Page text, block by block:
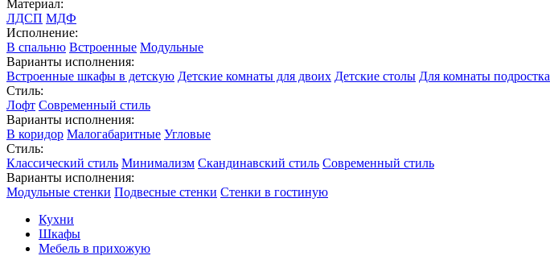
Материал:
ЛДСП МДФ
Исполнение:
В спальню Встроенные Модульные
Варианты исполнения:
Встроенные шкафы в детскую Детские комнаты для двоих Детские столы Для комнаты подростка
Стиль:
Лофт Современный стиль
Варианты исполнения:
В коридор Малогабаритные Угловые
Стиль:
Классический стиль Минимализм Скандинавский стиль Современный стиль
Варианты исполнения:
Модульные стенки Подвесные стенки Стенки в гостиную
Кухни
Шкафы
Мебель в прихожую